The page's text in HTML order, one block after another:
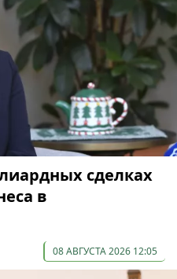
сделках
в
08 АВГУСТА 2026 12:05